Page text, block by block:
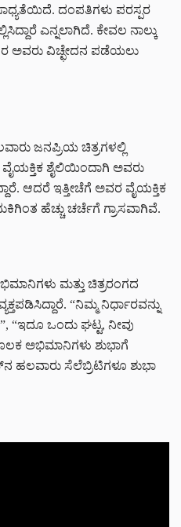
ದಂಪತಿಗಳು ಪರಸ್ಪರ
ಎನ್ನಲಾಗಿದೆ. ಕೇವಲ ನಾಲ್ಕು
ಅವರು ವಿಚ್ಛೇದನ ಪಡೆಯಲು
ಜನಪ್ರಿಯ ಚಿತ್ರಗಳಲ್ಲಿ
ಶೈಲಿಯಿಂದಾಗಿ ಅವರು
ಆದರೆ ಇತ್ತೀಚೆಗೆ ಅವರ ವೈಯಕ್ತಿಕ
ಹೆಚ್ಚು ಚರ್ಚೆಗೆ ಗ್ರಾಸವಾಗಿವೆ.
ಮತ್ತು ಚಿತ್ರರಂಗದ
“ನಿಮ್ಮ ನಿರ್ಧಾರವನ್ನು
“ಇದೂ ಒಂದು ಘಟ್ಟ, ನೀವು
ಅಭಿಮಾನಿಗಳು ಶುಭಾಗೆ
ಹಲವಾರು ಸೆಲೆಬ್ರಿಟಿಗಳೂ ಶುಭಾ